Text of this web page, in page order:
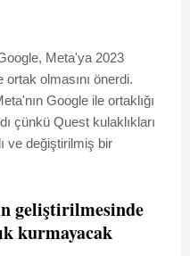
Meta'ya 2023
olmasını önerdi.
Google ile ortaklığı
çünkü Quest kulaklıkları
ve değiştirilmiş bir
geliştirilmesinde
kurmayacak